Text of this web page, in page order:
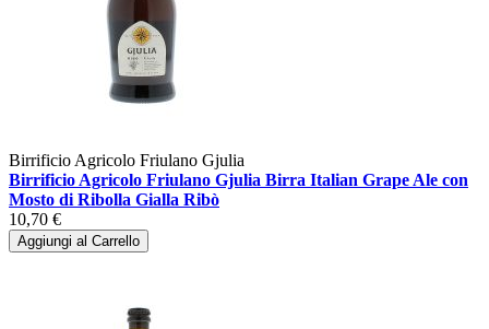
Birrificio Agricolo Friulano Gjulia
Birrificio Agricolo Friulano Gjulia Birra Italian Grape Ale con
Mosto di Ribolla Gialla Ribò
10,70 €
Aggiungi al Carrello